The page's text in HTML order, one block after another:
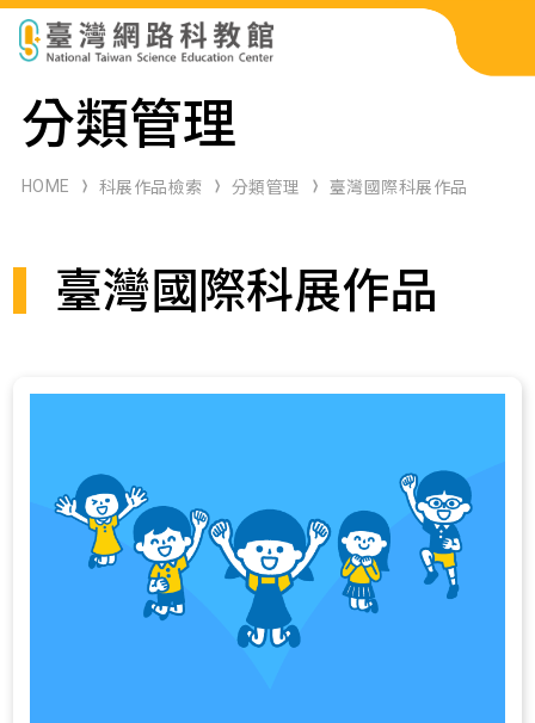
科展作品檢索
科學研習月刊
分類管理
HOME 科展作品檢索 分類管理 臺灣國際科展作品
臺灣國際科展作品